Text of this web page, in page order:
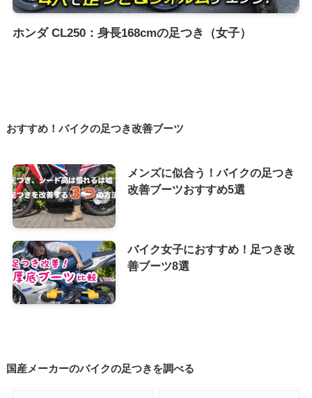
ホンダ CL250：身長168cmの足つき（女子）
おすすめ！バイクの足つき改善ブーツ
メンズに似合う！バイクの足つき
改善ブーツおすすめ5選
バイク女子におすすめ！足つき改
善ブーツ8選
国産メーカーのバイクの足つきを調べる